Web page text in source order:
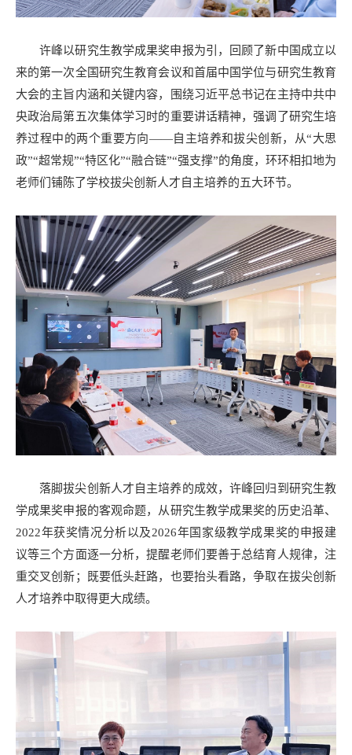
许峰以研究生教学成果奖申报为引，回顾了新中国成立以
来的第一次全国研究生教育会议和首届中国学位与研究生教育
大会的主旨内涵和关键内容，围绕习近平总书记在主持中共中
央政治局第五次集体学习时的重要讲话精神，强调了研究生培
养过程中的两个重要方向——自主培养和拔尖创新，从“大思
政”“超常规”“特区化”“融合链”“强支撑”的角度，环环相扣地为
老师们铺陈了学校拔尖创新人才自主培养的五大环节。
落脚拔尖创新人才自主培养的成效，许峰回归到研究生教
学成果奖申报的客观命题，从研究生教学成果奖的历史沿革、
2022年获奖情况分析以及2026年国家级教学成果奖的申报建
议等三个方面逐一分析，提醒老师们要善于总结育人规律，注
重交叉创新；既要低头赶路，也要抬头看路，争取在拔尖创新
人才培养中取得更大成绩。